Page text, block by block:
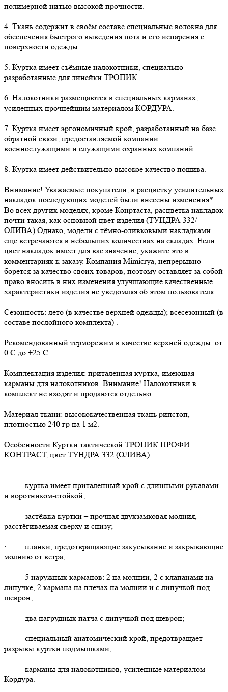
полимерной нитью высокой прочности.
4. Ткань содержит в своём составе специальные волокна для
обеспечения быстрого выведения пота и его испарения с
поверхности одежды.
5. Куртка имеет съёмные налокотники, специально
разработанные для линейки ТРОПИК.
6. Налокотники размещаются в специальных карманах,
усиленных прочнейшим материалом КОРДУРА.
7. Куртка имеет эргономичный крой, разработанный на базе
обратной связи, предоставляемой компании
военнослужащими и служащими охранных компаний.
8. Куртка имеет действительно высокое качество пошива.
Внимание! Уважаемые покупатели, в расцветку усилительных
накладок последующих моделей были внесены изменения*.
Во всех других моделях, кроме Конртаста, расцветка накладок
почти такая, как основной цвет изделия (ТУНДРА 332/
ОЛИВА) Однако, модели с тёмно-оливковыми накладками
ещё встречаются в небольших количествах на складах. Если
цвет накладок имеет для вас значение, укажите это в
комментариях к заказу. Компания Mimicrya, непрерывно
борется за качество своих товаров, поэтому оставляет за собой
право вносить в них изменения улучшающие качественные
характеристики изделия не уведомляя об этом пользователя.
Сезонность: лето (в качестве верхней одежды); всесезонный (в
составе послойного комплекта) .
Рекомендованный терморежим в качестве верхней одежды: от
0 С до +25 С.
Комплектация изделия: приталенная куртка, имеющая
карманы для налокотников. Внимание! Налокотники в
комплект не входят и продаются отдельно.
Материал ткани: высококачественная ткань рипстоп,
плотностью 240 гр на 1 м2.
Особенности Куртки тактической ТРОПИК ПРОФИ
КОНТРАСТ, цвет ТУНДРА 332 (ОЛИВА):
· куртка имеет приталенный крой с длинными рукавами
и воротником-стойкой;
· застёжка куртки – прочная двухзамковая молния,
расстёгиваемая сверху и снизу;
· планки, предотвращающие закусывание и закрывающие
молнию от ветра;
· 5 наружных карманов: 2 на молнии, 2 с клапанами на
липучке, 2 кармана на плечах на молнии и с липучкой под
шеврон;
· два нагрудных патча с липучкой под шеврон;
· специальный анатомический крой, предотвращает
разрывы куртки подмышками;
· карманы для налокотников, усиленные материалом
Кордура.